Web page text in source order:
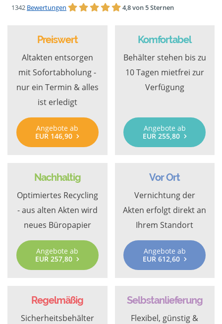
1342 Bewertungen 4,8 von 5 Sternen
Preiswert
Altakten entsorgen
mit Sofortabholung -
nur ein Termin & alles
ist erledigt
Angebote ab
EUR 146,90
Komfortabel
Behälter stehen bis zu
10 Tagen mietfrei zur
Verfügung
Angebote ab
EUR 255,80
Nachhaltig
Optimiertes Recycling
- aus alten Akten wird
neues Büropapier
Angebote ab
EUR 257,80
Vor Ort
Vernichtung der
Akten erfolgt direkt an
Ihrem Standort
Angebote ab
EUR 612,60
Regelmäßig
Sicherheitsbehälter
Selbstanlieferung
Flexibel, günstig &